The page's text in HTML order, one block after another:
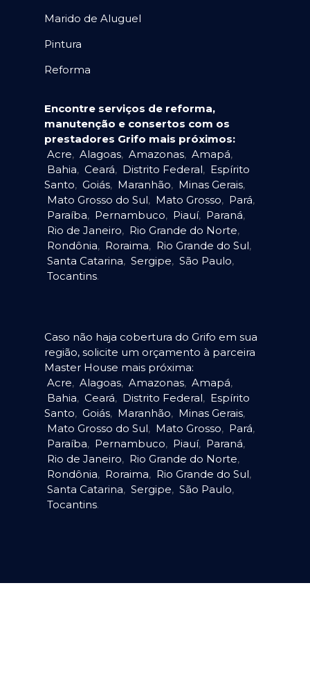
Marido de Aluguel
Pintura
Reforma
Encontre serviços de reforma,
manutenção e consertos com os
prestadores Grifo mais próximos:
Acre, Alagoas, Amazonas, Amapá,
Bahia, Ceará, Distrito Federal, Espírito
Santo, Goiás, Maranhão, Minas Gerais,
Mato Grosso do Sul, Mato Grosso, Pará,
Paraíba, Pernambuco, Piauí, Paraná,
Rio de Janeiro, Rio Grande do Norte,
Rondônia, Roraima, Rio Grande do Sul,
Santa Catarina, Sergipe, São Paulo,
Tocantins.
Caso não haja cobertura do Grifo em sua
região, solicite um orçamento à parceira
Master House mais próxima:
Acre, Alagoas, Amazonas, Amapá,
Bahia, Ceará, Distrito Federal, Espírito
Santo, Goiás, Maranhão, Minas Gerais,
Mato Grosso do Sul, Mato Grosso, Pará,
Paraíba, Pernambuco, Piauí, Paraná,
Rio de Janeiro, Rio Grande do Norte,
Rondônia, Roraima, Rio Grande do Sul,
Santa Catarina, Sergipe, São Paulo,
Tocantins.